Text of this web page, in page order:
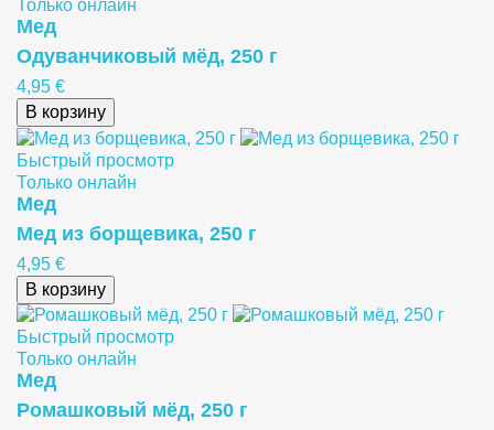
Только онлайн
Meд
Одуванчиковый мёд, 250 г
4,95 €
В корзину
Быстрый просмотр
Только онлайн
Meд
Мед из борщевика, 250 г
4,95 €
В корзину
Быстрый просмотр
Только онлайн
Meд
Ромашковый мёд, 250 г